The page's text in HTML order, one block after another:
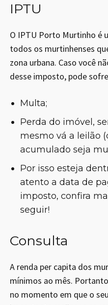
IPTU
O IPTU Porto Murtinho é
todos os murtinhenses
zona urbana. Caso você
desse imposto, pode
Multa;
Perda do imóvel,
mesmo vá a leilão
acumulado seja
Por isso esteja
atento a data de
imposto, confira
seguir!
Consulta
A renda per capita dos
mínimos ao mês.
no momento em que o